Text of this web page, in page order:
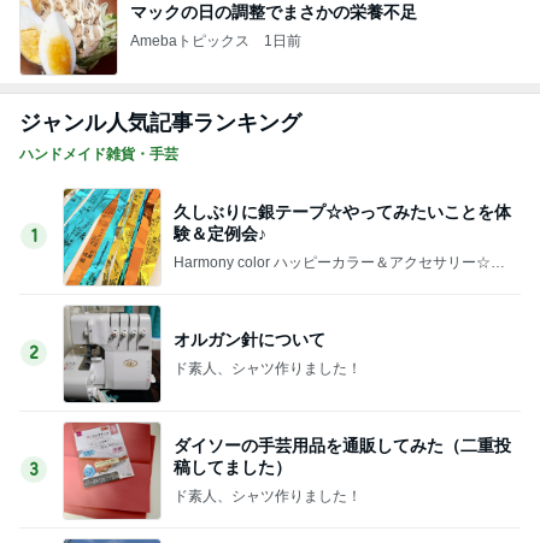
マックの日の調整でまさかの栄養不足
Amebaトピックス 1日前
ジャンル人気記事ランキング
ハンドメイド雑貨・手芸
1
久しぶりに銀テープ☆やってみたいことを体
験＆定例会♪
Harmony color ハッピーカラー＆アクセサリー☆毎
2
オルガン針について
ド素人、シャツ作りました！
3
ダイソーの手芸用品を通販してみた（二重投
稿してました）
ド素人、シャツ作りました！